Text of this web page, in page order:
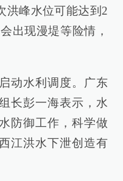
洪峰水位可能达到2
出现漫堤等险情，
动水利调度。广东
长彭一海表示，水
防御工作，科学做
江洪水下泄创造有